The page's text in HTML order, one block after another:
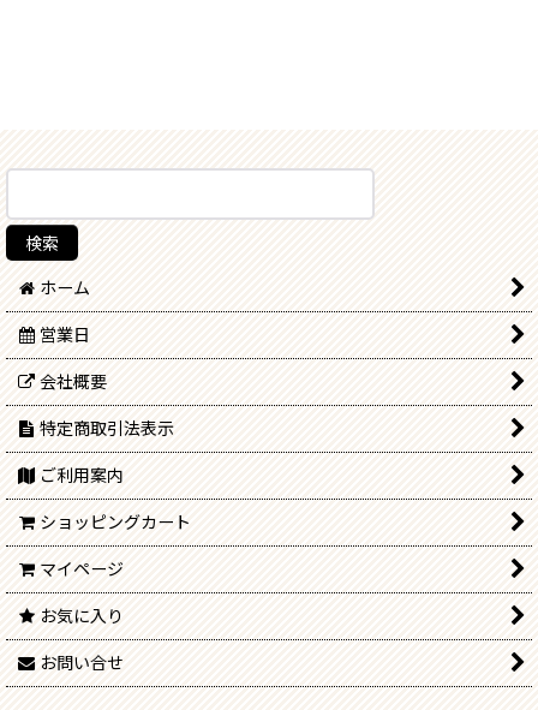
ホーム
営業日
会社概要
特定商取引法表示
ご利用案内
ショッピングカート
マイページ
お気に入り
お問い合せ